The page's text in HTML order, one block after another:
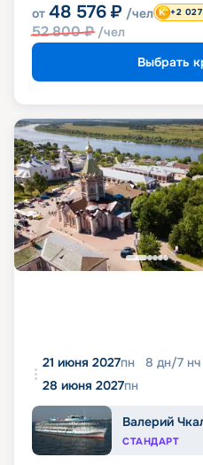
от 48 576 ₽ /чел
52 800₽ /чел
+2 027
Выбрать
21 июня 2027пн 8 дн/7 нч
28 июня 2027пн
Валерий
СТАНДАРТ